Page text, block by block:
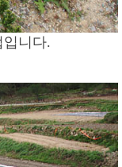
니다.